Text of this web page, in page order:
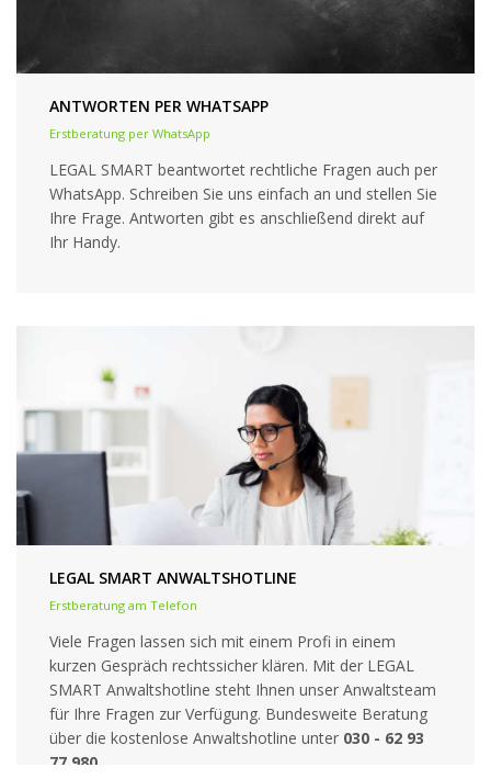
ANTWORTEN PER WHATSAPP
Erstberatung per WhatsApp
LEGAL SMART beantwortet rechtliche Fragen auch per
WhatsApp. Schreiben Sie uns einfach an und stellen Sie
Ihre Frage. Antworten gibt es anschließend direkt auf
Ihr Handy.
LEGAL SMART ANWALTSHOTLINE
Erstberatung am Telefon
Viele Fragen lassen sich mit einem Profi in einem
kurzen Gespräch rechtssicher klären. Mit der LEGAL
SMART Anwaltshotline steht Ihnen unser Anwaltsteam
für Ihre Fragen zur Verfügung. Bundesweite Beratung
über die kostenlose Anwaltshotline unter 030 - 62 93
77 980